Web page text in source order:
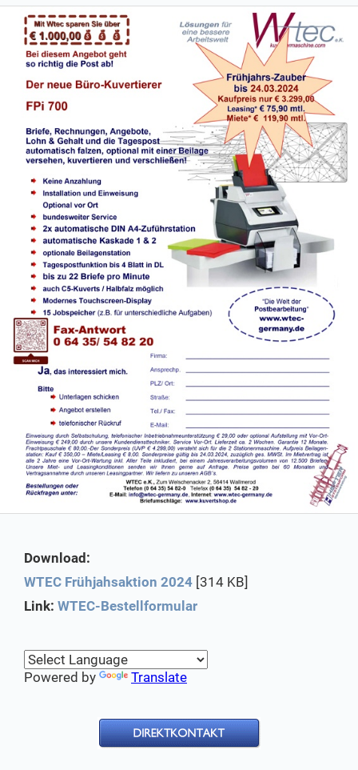
Download:
WTEC Frühjahsaktion 2024 [314 KB]
Link: WTEC-Bestellformular
Powered by Translate